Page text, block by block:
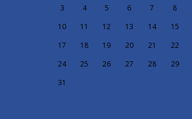
3
4 5 6 7 8
10
11 12 13 14 15
17
18 19 20 21 22
24
25 26 27 28 29
31